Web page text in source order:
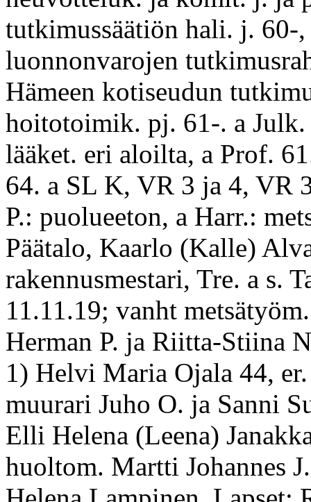
tutkimussäätiön hali. j. 60-,
luonnonvarojen
Hämeen kotiseudun
hoitotoimik. pj. 61-. a
lääket. eri aloilta, a Prof.
64. a SL K, VR 3 ja 4, VR
P.: puolueeton, a Harr.:
Päätalo, Kaarlo (Kalle)
rakennusmestari, Tre. a s.
11.11.19; vanht
Herman P. ja Riitta-Stiina
1) Helvi Maria Ojala 44,
muurari Juho O. ja Sanni
Elli Helena (Leena)
huoltom. Martti Johannes